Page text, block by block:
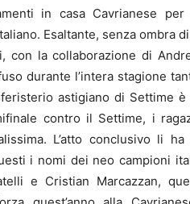
in casa Cavrianese
Esaltante, senza ombra
con la collaborazione di
durante l’intera stagione
astigiano di Settime
contro il Settime, i
L’atto conclusivo li
i nomi dei neo campioni
e Cristian Marcazzan,